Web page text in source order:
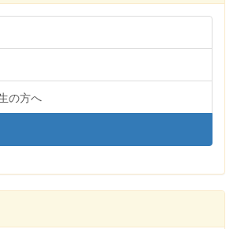
の方へ